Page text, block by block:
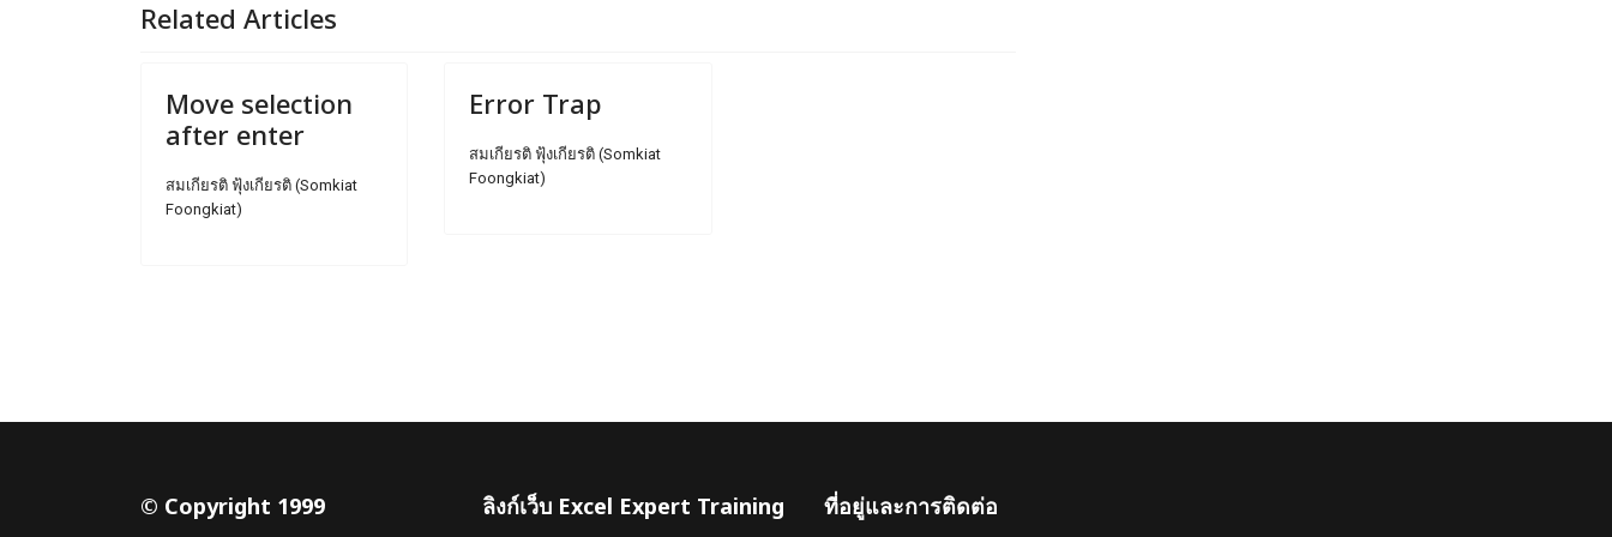
Related Articles
Move selection
after enter
สมเกียรติ ฟุ้งเกียรติ (Somkiat
Foongkiat)
Error Trap
สมเกียรติ ฟุ้งเกียรติ (Somkiat
Foongkiat)
© Copyright 1999 ลิงก์เว็บ Excel Expert Training ที่อยู่และการติดต่อ